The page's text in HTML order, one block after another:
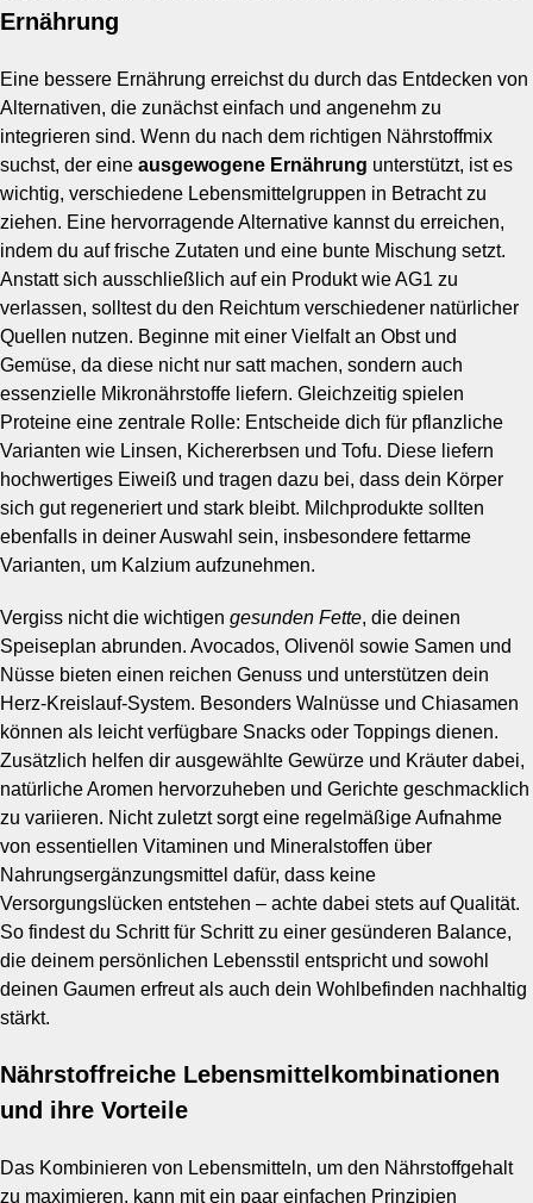
Ernährung
Eine bessere Ernährung erreichst du durch das Entdecken von
Alternativen, die zunächst einfach und angenehm zu
integrieren sind. Wenn du nach dem richtigen Nährstoffmix
suchst, der eine ausgewogene Ernährung unterstützt, ist es
wichtig, verschiedene Lebensmittelgruppen in Betracht zu
ziehen. Eine hervorragende Alternative kannst du erreichen,
indem du auf frische Zutaten und eine bunte Mischung setzt.
Anstatt sich ausschließlich auf ein Produkt wie AG1 zu
verlassen, solltest du den Reichtum verschiedener natürlicher
Quellen nutzen. Beginne mit einer Vielfalt an Obst und
Gemüse, da diese nicht nur satt machen, sondern auch
essenzielle Mikronährstoffe liefern. Gleichzeitig spielen
Proteine eine zentrale Rolle: Entscheide dich für pflanzliche
Varianten wie Linsen, Kichererbsen und Tofu. Diese liefern
hochwertiges Eiweiß und tragen dazu bei, dass dein Körper
sich gut regeneriert und stark bleibt. Milchprodukte sollten
ebenfalls in deiner Auswahl sein, insbesondere fettarme
Varianten, um Kalzium aufzunehmen.
Vergiss nicht die wichtigen gesunden Fette, die deinen
Speiseplan abrunden. Avocados, Olivenöl sowie Samen und
Nüsse bieten einen reichen Genuss und unterstützen dein
Herz-Kreislauf-System. Besonders Walnüsse und Chiasamen
können als leicht verfügbare Snacks oder Toppings dienen.
Zusätzlich helfen dir ausgewählte Gewürze und Kräuter dabei,
natürliche Aromen hervorzuheben und Gerichte geschmacklich
zu variieren. Nicht zuletzt sorgt eine regelmäßige Aufnahme
von essentiellen Vitaminen und Mineralstoffen über
Nahrungsergänzungsmittel dafür, dass keine
Versorgungslücken entstehen – achte dabei stets auf Qualität.
So findest du Schritt für Schritt zu einer gesünderen Balance,
die deinem persönlichen Lebensstil entspricht und sowohl
deinen Gaumen erfreut als auch dein Wohlbefinden nachhaltig
stärkt.
Nährstoffreiche Lebensmittelkombinationen
und ihre Vorteile
Das Kombinieren von Lebensmitteln, um den Nährstoffgehalt
zu maximieren, kann mit ein paar einfachen Prinzipien